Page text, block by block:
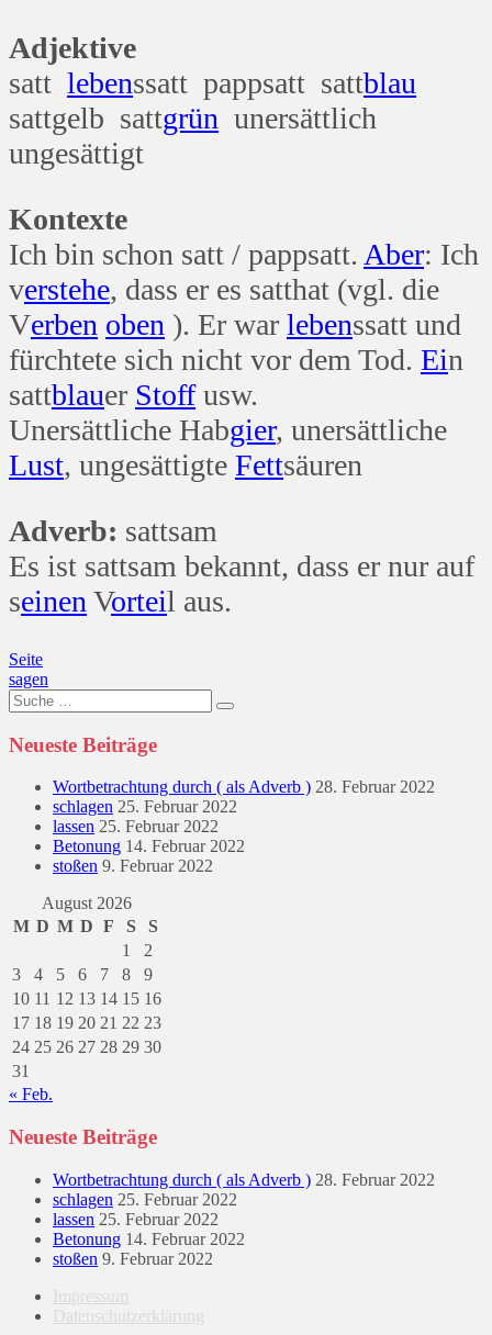
Adjektive
satt lebenssatt pappsatt sattblau
sattgelb sattgrün unersättlich
ungesättigt
Kontexte
Ich bin schon satt / pappsatt. Aber: Ich
verstehe, dass er es satthat (vgl. die
Verben oben ). Er war lebenssatt und
fürchtete sich nicht vor dem Tod. Ein
sattblauer Stoffusw.
Unersättliche Habgier, unersättliche
Lust, ungesättigte Fettsäuren
Adverb: sattsam
Es ist sattsam bekannt, dass er nur auf
seinen Vorteil aus.
Beitragsnavigation
Seite
sagen
Suche
nach:
Neueste Beiträge
Wortbetrachtung durch ( als Adverb ) 28. Februar 2022
schlagen 25. Februar 2022
lassen 25. Februar 2022
Betonung 14. Februar 2022
stoßen 9. Februar 2022
August 2026
M D M D F S
S
1
2
3
4 5 6 7 8
9
10 11 12 13 14 15 16
17 18 19 20 21 22 23
24 25 26 27 28 29 30
31
« Feb.
Neueste Beiträge
Wortbetrachtung durch ( als Adverb ) 28. Februar 2022
schlagen 25. Februar 2022
lassen 25. Februar 2022
Betonung 14. Februar 2022
stoßen 9. Februar 2022
Impressum
Datenschutzerklärung